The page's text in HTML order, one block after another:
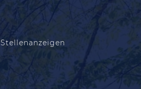
Stellenanzeigen